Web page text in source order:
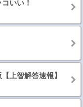
いい！
上智解答速報】